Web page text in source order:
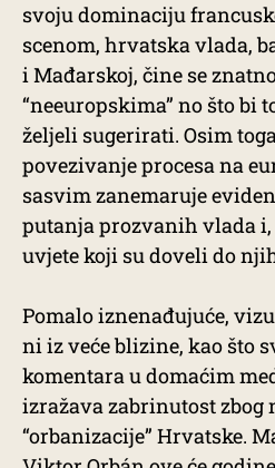
svoju dominaciju
scenom, hrvatska vlada,
i Mađarskoj, čine se
“neeuropskima” no što bi
željeli sugerirati. Osim
povezivanje procesa na
sasvim zanemaruje
putanja prozvanih vlada i,
uvjete koji su doveli do
Pomalo iznenađujuće,
ni iz veće blizine, kao što
komentara u domaćim
izražava zabrinutost zbog
“orbanizacije” Hrvatske.